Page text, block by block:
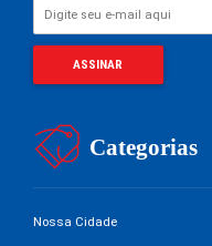
Categorias
Nossa Cidade